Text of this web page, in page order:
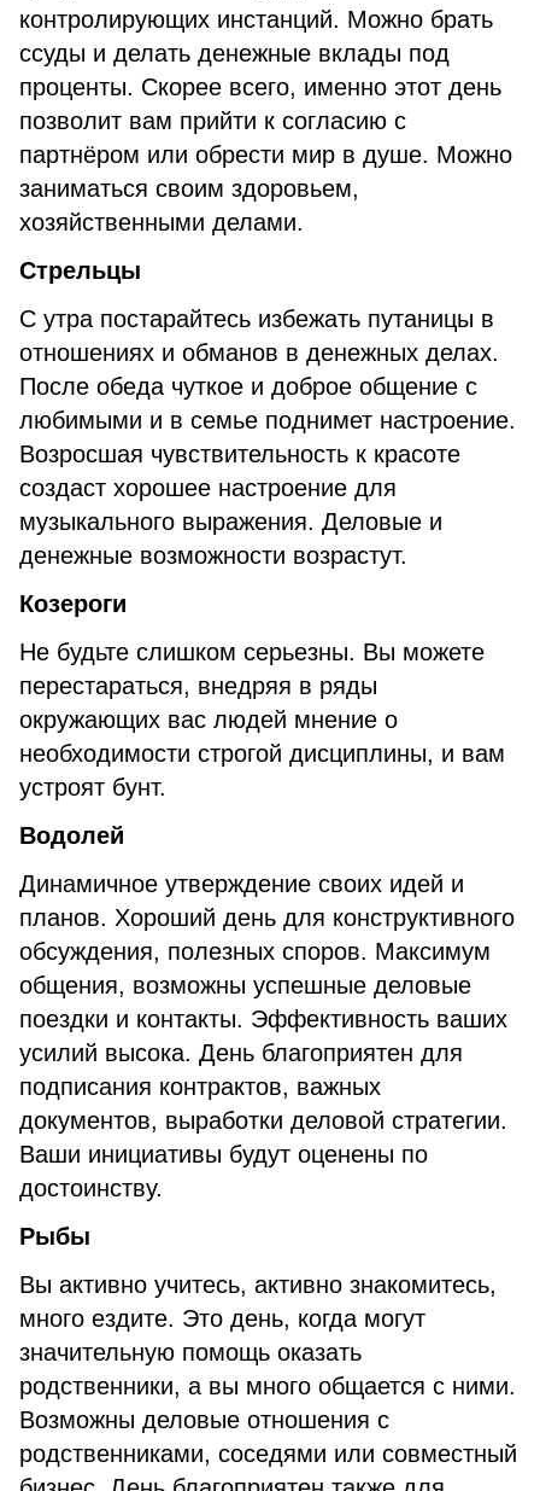
контролирующих инстанций. Можно брать
ссуды и делать денежные вклады под
проценты. Скорее всего, именно этот день
позволит вам прийти к согласию с
партнёром или обрести мир в душе. Можно
заниматься своим здоровьем,
хозяйственными делами.
Стрельцы
С утра постарайтесь избежать путаницы в
отношениях и обманов в денежных делах.
После обеда чуткое и доброе общение с
любимыми и в семье поднимет настроение.
Возросшая чувствительность к красоте
создаст хорошее настроение для
музыкального выражения. Деловые и
денежные возможности возрастут.
Козероги
Не будьте слишком серьезны. Вы можете
перестараться, внедряя в ряды
окружающих вас людей мнение о
необходимости строгой дисциплины, и вам
устроят бунт.
Водолей
Динамичное утверждение своих идей и
планов. Хороший день для конструктивного
обсуждения, полезных споров. Максимум
общения, возможны успешные деловые
поездки и контакты. Эффективность ваших
усилий высока. День благоприятен для
подписания контрактов, важных
документов, выработки деловой стратегии.
Ваши инициативы будут оценены по
достоинству.
Рыбы
Вы активно учитесь, активно знакомитесь,
много ездите. Это день, когда могут
значительную помощь оказать
родственники, а вы много общается с ними.
Возможны деловые отношения с
родственниками, соседями или совместный